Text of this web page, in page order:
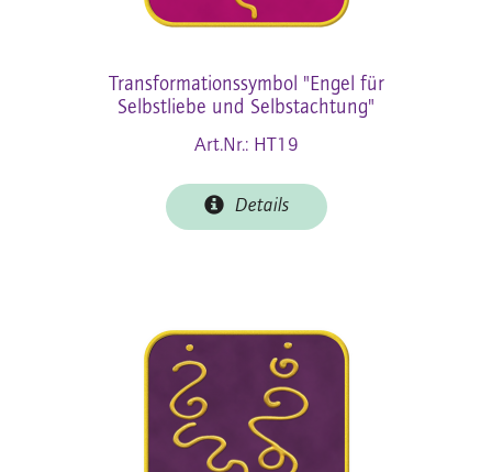
Transformationssymbol "Engel für
Selbstliebe und Selbstachtung"
Art.Nr.: HT19
Details